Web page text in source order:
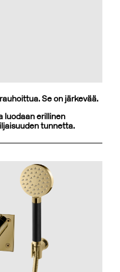
Se on järkevää.
luodaan erillinen
tunnetta.